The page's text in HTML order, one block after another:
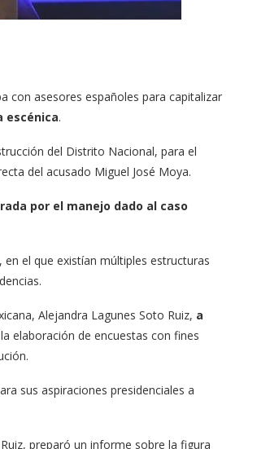
con asesores españoles para capitalizar
escénica.
del Distrito Nacional, para el
del acusado Miguel José Moya.
por el manejo dado al caso
el que existían múltiples estructuras
Alejandra Lagunes Soto Ruiz, a
elaboración de encuestas con fines
sus aspiraciones presidenciales a
preparó un informe sobre la figura